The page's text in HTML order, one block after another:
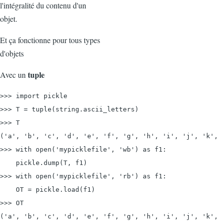
l'intégralité du contenu d'un
objet.
Et ça fonctionne pour tous types
d'objets
Avec un tuple
>>> import pickle
>>> T = tuple(string.ascii_letters)
>>> T
('a', 'b', 'c', 'd', 'e', 'f', 'g', 'h', 'i', 'j', 'k',
>>> with open('mypicklefile', 'wb') as f1:
    pickle.dump(T, f1)
>>> with open('mypicklefile', 'rb') as f1:
    OT = pickle.load(f1)
>>> OT
('a', 'b', 'c', 'd', 'e', 'f', 'g', 'h', 'i', 'j', 'k',